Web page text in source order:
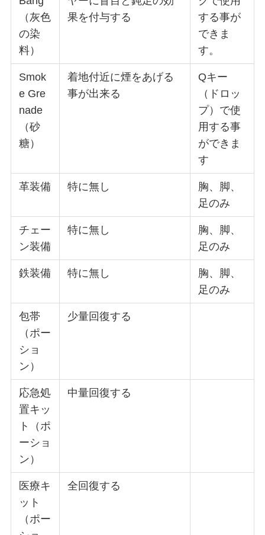
（灰色
の染
料）
果を付与する
する事が
できま
す。
Smok
e Gre
nade
（砂
糖）
着地付近に煙をあげる
事が出来る
Qキー
（ドロッ
プ）で使
用する事
ができま
す
革装備 特に無し
胸、脚、
足のみ
チェー
ン装備
特に無し
胸、脚、
足のみ
鉄装備 特に無し
胸、脚、
足のみ
包帯
（ポー
ショ
ン）
少量回復する
応急処
置キッ
ト（ポ
ーショ
ン）
中量回復する
医療キ
ット
（ポー
全回復する